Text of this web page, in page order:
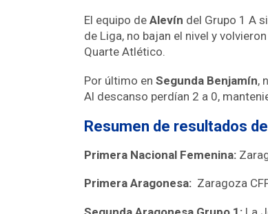
El equipo de Alevín del Grupo 1 A
de Liga, no bajan el nivel y
Quarte Atlético.
Por último en Segunda Benjamín,
Al descanso perdían 2 a 0,
Resumen de resultados
Primera Nacional Femenina:
Primera Aragonesa: Zaragoza